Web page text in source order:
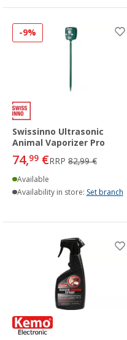
-9%
Swissinno Ultrasonic
Animal Vaporizer Pro
74,99 €RRP 82,99 €
Available
Availability in store: Set branch